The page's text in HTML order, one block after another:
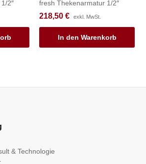
2″ fresh Thekenarmatur 1/2″
218,50 € exkl. MwSt.
In den Warenkorb
& Technologie